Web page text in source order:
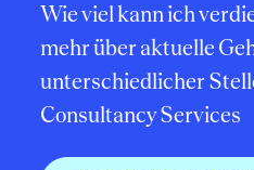
Wie viel kann ich
mehr über aktuelle
unterschiedlicher
Consultancy Services